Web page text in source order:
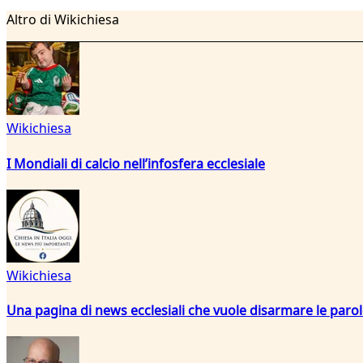
Altro di Wikichiesa
Wikichiesa
I Mondiali di calcio nell’infosfera ecclesiale
Wikichiesa
Una pagina di news ecclesiali che vuole disarmare le